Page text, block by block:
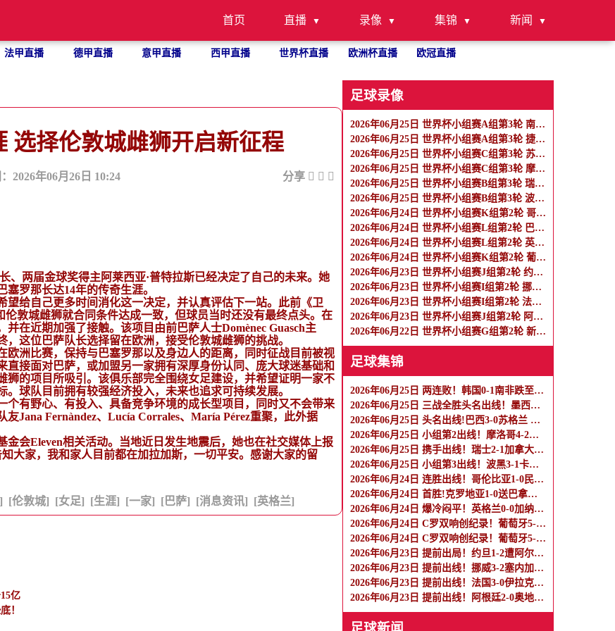
首页 直播 录像 集锦 新闻
法甲直播 德甲直播 意甲直播 西甲直播 世界杯直播 欧洲杯直播 欧冠直播
选择伦敦城雌狮开启新征程
2026年06月26日 10:24 分享
、两届金球奖得主阿莱西亚·普特拉斯已经决定了自己的未来。她
罗那长达14年的传奇生涯。
望给自己更多时间消化这一决定，并认真评估下一站。此前《卫
敦城雌狮就合同条件达成一致，但球员当时还没有最终点头。在
在近期加强了接触。该项目由前巴萨人士Domènec Guasch主
这位巴萨队长选择留在欧洲，接受伦敦城雌狮的挑战。
欧洲比赛，保持与巴塞罗那以及身边人的距离，同时征战目前被视
接面对巴萨，或加盟另一家拥有深厚身份认同、庞大球迷基础和
的项目所吸引。该俱乐部完全围绕女足建设，并希望证明一家不
球队目前拥有较强经济投入，未来也追求可持续发展。
个有野心、有投入、具备竞争环境的成长型项目，同时又不会带来
Jana Fernàndez、Lucía Corrales、María Pérez重聚，此外据
会Eleven相关活动。当地近日发生地震后，她也在社交媒体上报
大家，我和家人目前都在加拉加斯，一切平安。感谢大家的留
[伦敦城] [女足] [生涯] [一家] [巴萨] [消息资讯] [英格兰]
亿
！
足球录像
2026年06月25日 世界杯小组赛A组第3轮 南非vs 韩国 全场录像
2026年06月25日 世界杯小组赛A组第3轮 捷克vs墨西哥 全场录像
2026年06月25日 世界杯小组赛C组第3轮 苏格兰vs巴西 全场录像
2026年06月25日 世界杯小组赛C组第3轮 摩洛哥vs海地 全场录像
2026年06月25日 世界杯小组赛B组第3轮 瑞士vs加拿大 全场录像
2026年06月25日 世界杯小组赛B组第3轮 波黑vs卡塔尔 全场录像
2026年06月24日 世界杯小组赛K组第2轮 哥伦比亚vs民主刚果 全场录像
2026年06月24日 世界杯小组赛L组第2轮 巴拿马vs克罗地亚 全场录像
2026年06月24日 世界杯小组赛L组第2轮 英格兰vs加纳 全场录像
2026年06月24日 世界杯小组赛K组第2轮 葡萄牙vs乌兹别克斯坦 全场录像
2026年06月23日 世界杯小组赛J组第2轮 约旦vs阿尔及利亚 全场录像
2026年06月23日 世界杯小组赛I组第2轮 挪威vs塞内加尔 全场录像
2026年06月23日 世界杯小组赛I组第2轮 法国vs伊拉克 全场录像
2026年06月23日 世界杯小组赛J组第2轮 阿根廷vs奥地利 全场录像
2026年06月22日 世界杯小组赛G组第2轮 新西兰vs埃及 全场录像
足球集锦
2026年06月25日 两连败！韩国0-1南非跌至小组第3 马塞科制胜南非小组第2出线
2026年06月25日 三战全胜头名出线！墨西哥3-0捷克 40岁奥乔亚登场 捷克小组出局
2026年06月25日 头名出线!巴西3-0苏格兰 维尼修斯双响库尼亚破门 内马尔替补登场
2026年06月25日 小组第2出线！摩洛哥4-2海地 赛巴里连续3场破门伊西多尔世界波
2026年06月25日 携手出线！瑞士2-1加拿大头名晋级 曼赞比传射巴尔加斯破门
2026年06月25日 小组第3出线！波黑3-1卡塔尔 40岁哲科造对手乌龙卡塔尔小组出局
2026年06月24日 连胜出线！哥伦比亚1-0民主刚果 末轮战葡萄牙争榜首穆尼奥斯制胜
2026年06月24日 首胜!克罗地亚1-0送巴拿马连败出局 布迪米尔制胜魔笛200场里程碑
2026年06月24日 爆冷闷平！英格兰0-0加纳 奥赖利中框凯恩错失绝杀英格兰19射3正
2026年06月24日 C罗双响创纪录！葡萄牙5-0乌兹别克斯坦 门德斯任意球建功
2026年06月24日 C罗双响创纪录！葡萄牙5-0乌兹别克斯坦升榜首 门德斯任意球建功
2026年06月23日 提前出局！约旦1-2遭阿尔及利亚逆转 古伊里制胜 阿根廷锁定头名
2026年06月23日 提前出线！挪威3-2塞内加尔 哈兰德连场双响 厄德高献助攻+失良机
2026年06月23日 提前出线！法国3-0伊拉克 姆巴佩连场双响登贝莱传射奥利塞两助攻
2026年06月23日 提前出线！阿根廷2-0奥地利 梅西失点+双响18球独享世界杯射手王
足球新闻